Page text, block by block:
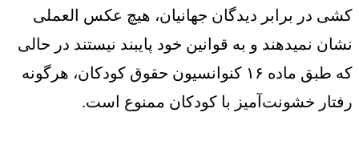
کشی در برابر دیدگان جهانیان، هیچ عکس العملی
نشان نمیدهند و به قوانین خود پایبند نیستند در حالی
که طبق ماده ۱۶ کنوانسیون حقوق کودکان، هرگونه
رفتار خشونت‌آمیز با کودکان ممنوع است.